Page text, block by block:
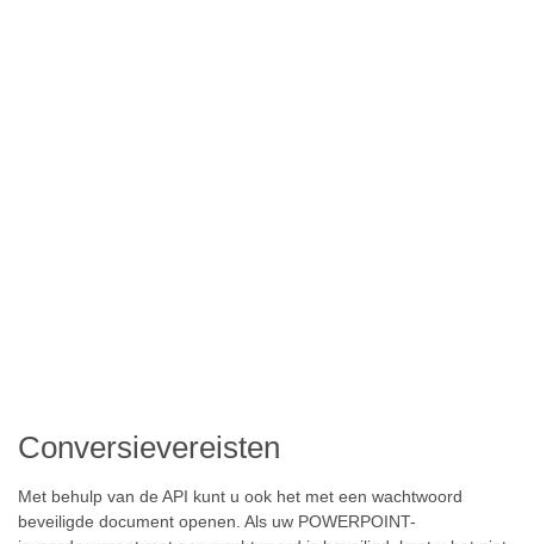
Conversievereisten
Met behulp van de API kunt u ook het met een wachtwoord
beveiligde document openen. Als uw POWERPOINT-